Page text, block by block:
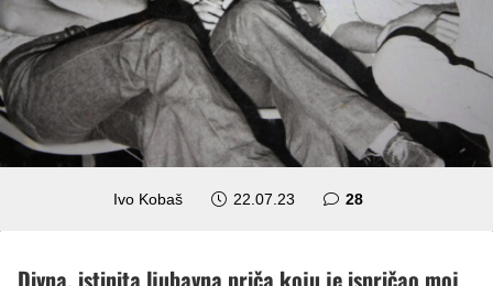
Ivo Kobaš 22.07.23 28komentara
Divna, istinita ljubavna priča koju je ispričao moj